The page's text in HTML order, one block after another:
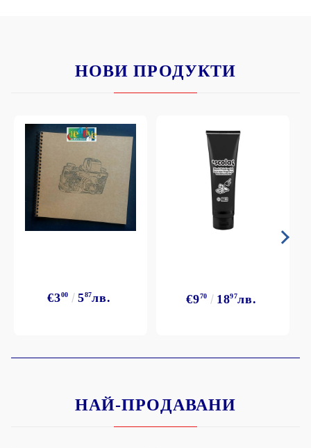
НОВИ ПРОДУКТИ
€300 587лв. €970 1897лв.
НАЙ-ПРОДАВАНИ